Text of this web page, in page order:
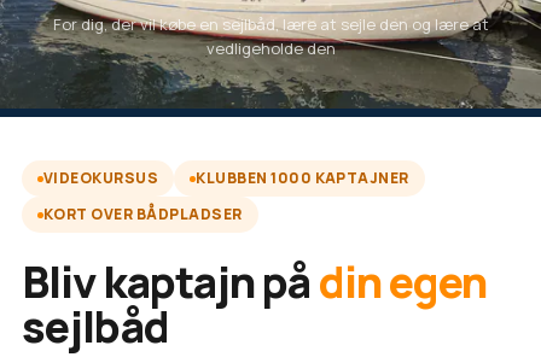
For dig, der vil købe en sejlbåd, lære at sejle den og lære at
vedligeholde den
VIDEOKURSUS
KLUBBEN 1000 KAPTAJNER
KORT OVER BÅDPLADSER
Bliv kaptajn pådin egen
sejlbåd